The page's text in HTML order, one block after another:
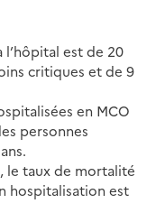
l’hôpital est de 20
critiques et de 9
en MCO
personnes
le taux de mortalité
hospitalisation est